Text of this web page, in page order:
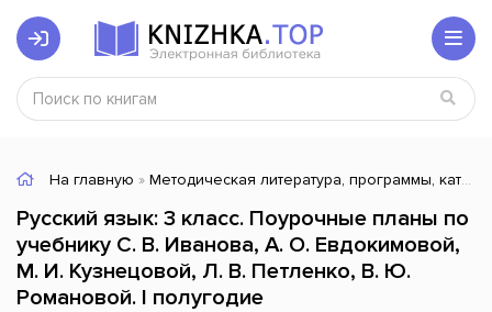
На главную » Методическая литература, программы, каталоги
Русский язык: 3 класс. Поурочные планы по
учебнику С. В. Иванова, А. О. Евдокимовой,
М. И. Кузнецовой, Л. В. Петленко, В. Ю.
Романовой. I полугодие